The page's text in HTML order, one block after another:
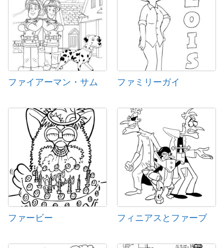
ファイアーマン・サム ファミリーガイ
ファービー フィニアスとファーブ